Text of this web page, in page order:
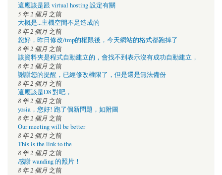
這應該是跟 virtual hosting 設定有關
5 年 2 個月 之前
大概是...主機空間不足造成的
8 年 2 個月 之前
您好，昨日修改/tmp的權限後，今天網站的格式都跑掉了
8 年 2 個月 之前
該資料夾是程式自動建立的，會找不到表示沒有成功自動建立，
8 年 2 個月 之前
謝謝您的提醒，已經修改權限了，但是還是無法備份
8 年 2 個月 之前
這應該是D8 對吧，
8 年 2 個月 之前
yosia，您好! 跑了個新問題，如附圖
8 年 2 個月 之前
Our meeting will be better
8 年 2 個月 之前
This is the link to the
8 年 2 個月 之前
感謝 wanding 的照片！
8 年 2 個月 之前